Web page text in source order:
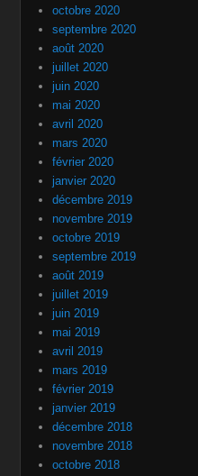
octobre 2020
septembre 2020
août 2020
juillet 2020
juin 2020
mai 2020
avril 2020
mars 2020
février 2020
janvier 2020
décembre 2019
novembre 2019
octobre 2019
septembre 2019
août 2019
juillet 2019
juin 2019
mai 2019
avril 2019
mars 2019
février 2019
janvier 2019
décembre 2018
novembre 2018
octobre 2018